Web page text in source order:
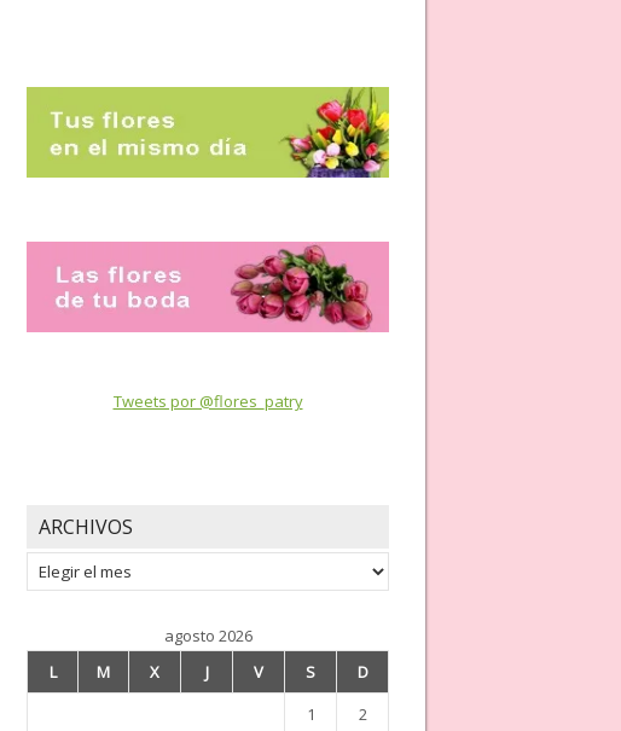
Tweets por @flores_patry
ARCHIVOS
Archivos
agosto 2026
L
M X J V S
D
1
2